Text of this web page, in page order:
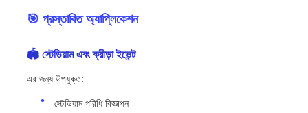
🎯 প্রস্তাবিত অ্যাপ্লিকেশন
🏟 স্টেডিয়াম এবং ক্রীড়া ইভেন্ট
এর জন্য উপযুক্ত:
স্টেডিয়াম পরিধি বিজ্ঞাপন